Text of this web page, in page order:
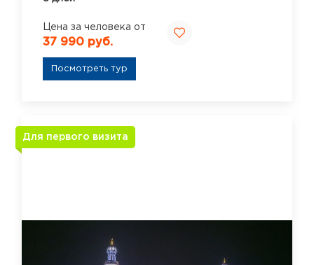
Цена за человека от
37 990 руб.
Посмотреть тур
Для первого визита